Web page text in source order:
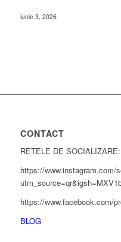
iunie 3, 2026
CONTACT
RETELE DE SOCIALIZARE:
https://www.instagram.com/
https://www.facebook.com/
BLOG